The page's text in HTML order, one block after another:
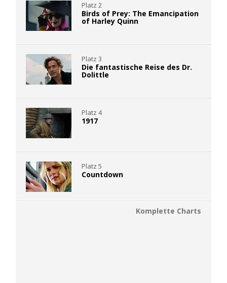
Platz 2
Birds of Prey: The Emancipation
of Harley Quinn
Platz 3
Die fantastische Reise des Dr.
Dolittle
Platz 4
1917
Platz 5
Countdown
Komplette Charts